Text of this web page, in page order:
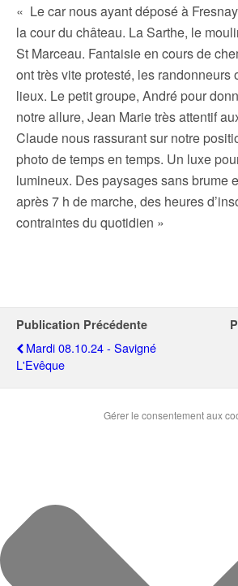
« Le car nous ayant déposé à
la cour du château. La Sarthe, le
St Marceau. Fantaisie en cours de
ont très vite protesté, les randonneurs
lieux. Le petit groupe, André pour
notre allure, Jean Marie très attentif
Claude nous rassurant sur notre
photo de temps en temps. Un luxe
lumineux. Des paysages sans brume
après 7 h de marche, des heures
contraintes du quotidien »
Publication Précédente
Mardi 08.10.24 - Savigné
L'Evêque
Gérer le consentement aux